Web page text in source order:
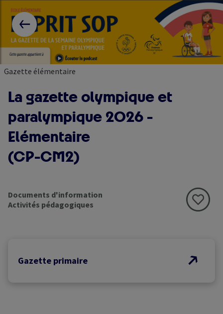
main
content
RETOUR AUX RESSOURCES
Gazette élémentaire
La gazette olympique et
paralympique 2026 -
Elémentaire
(CP-CM2)
Documents d'information
Activités pédagogiques
Gazette primaire